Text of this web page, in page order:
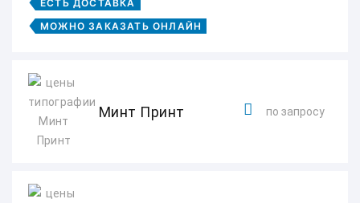
ЕСТЬ ДОСТАВКА
МОЖНО ЗАКАЗАТЬ ОНЛАЙН
Минт Принт по запросу